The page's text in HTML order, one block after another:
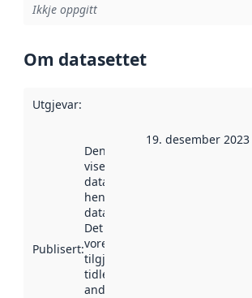
Ikkje oppgitt
Om datasettet
Utgjevar:
Publisert:
Denne datoen
viser når
datasettet vart
henta inn av
data.norge.no.
Det kan ha
vore
tilgjengeleg
tidlegare
andre stader.
19. desember 2023